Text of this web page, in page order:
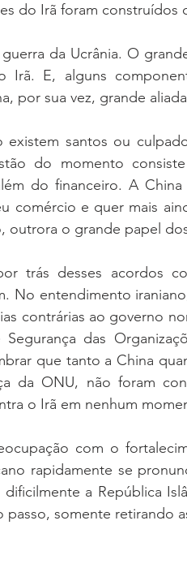
do Irã foram construídos
da Ucrânia. O
Irã. E, alguns
por sua vez, grande
santos ou
do momento
do financeiro. A
comércio e quer mais
outrora o grande papel
trás desses acordos
No entendimento
contrárias ao governo
das
que tanto a China
da ONU, não foram
o Irã em nenhum
com o
rapidamente se
a República
somente retirando